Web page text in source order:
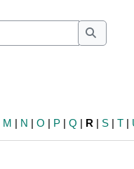
Search
Search
M | N |O | P |Q | R | S |T |